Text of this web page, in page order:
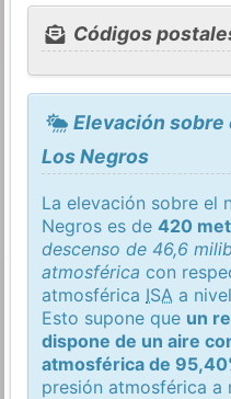
Códigos
Elevación sobre
Los Negros
La elevación sobre el
Negros es de420
descenso de 46,6
atmosférica con
atmosférica ISA a
Esto supone que un
dispone de un aire
atmosférica de
presión atmosférica a